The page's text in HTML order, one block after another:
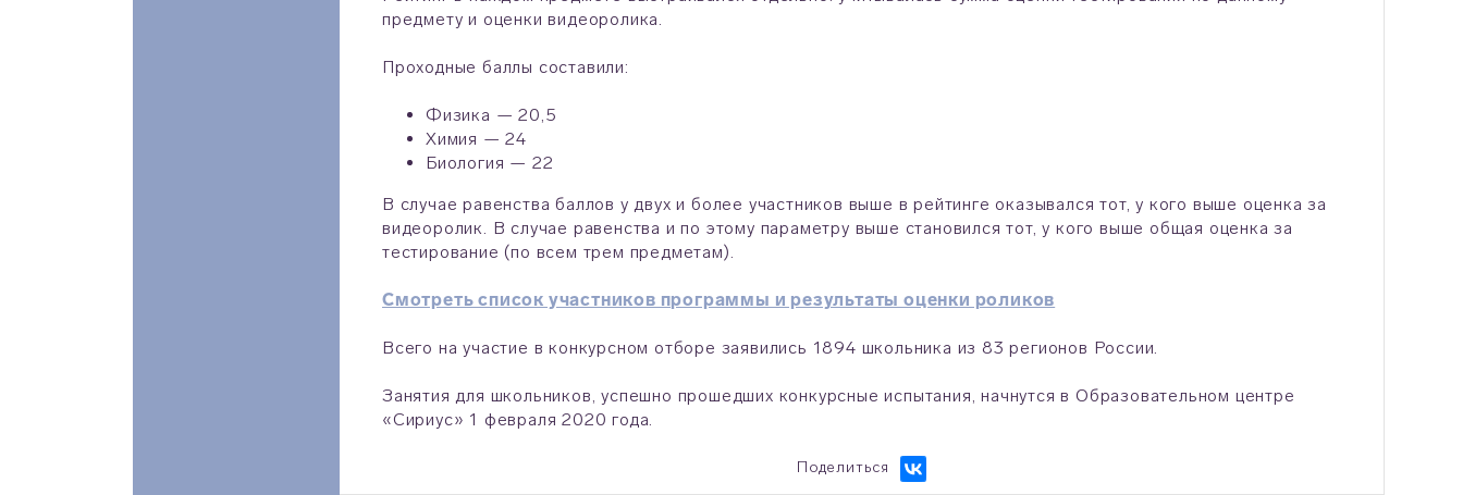
предмету и оценки видеоролика.
Проходные баллы составили:
Физика — 20,5
Химия — 24
Биология — 22
В случае равенства баллов у двух и более участников выше в рейтинге оказывался тот, у кого выше оценка за
видеоролик. В случае равенства и по этому параметру выше становился тот, у кого выше общая оценка за
тестирование (по всем трем предметам).
Смотреть список участников программы и результаты оценки роликов
Всего на участие в конкурсном отборе заявились 1894 школьника из 83 регионов России.
Занятия для школьников, успешно прошедших конкурсные испытания, начнутся в Образовательном центре
«Сириус» 1 февраля 2020 года.
Поделиться